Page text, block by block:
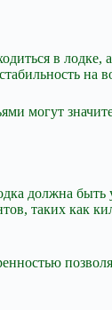
в лодке,
на
могут
должна
таких как